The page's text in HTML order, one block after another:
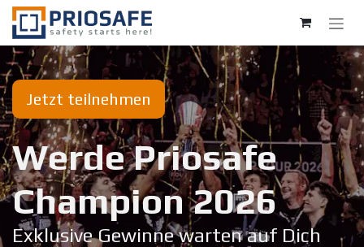
Zum Inhalt springen
Jetzt teilnehmen
Werde Priosafe
Champion 20​26
Exklusive Gewinne warten auf Dich